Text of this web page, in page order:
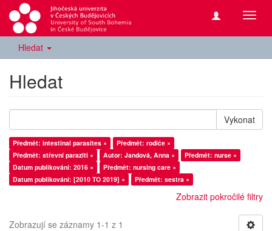
Hledat
Hledat
Vykonat
Předmět: intestinal parasites ×
Předmět: rodiče ×
Předmět: střevní paraziti ×
Autor: Jandová, Anna ×
Předmět: nurse ×
Datum publikování: 2016 ×
Předmět: nursing care ×
Datum publikování: [2010 TO 2019] ×
Předmět: sestra ×
Zobrazit pokročilé filtry
Zobrazují se záznamy 1-1 z 1